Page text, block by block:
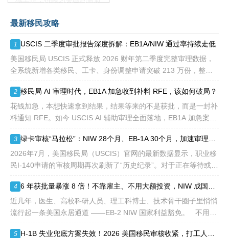
额占全球移民签证配额的
28.6%，即大约4万个移民
签证，都会用于满足"优
先"移民类别的申请。EB1A
不需要雇主支持、不用办理
等的限制，所以也愈来愈受
到中国杰出人才的青睐。
最新移民攻略
1
USCIS 二季度审批报告深度拆解：EB1A/NIW 通过率持续走低
美国移民局 USCIS 正式释放 2026 财年第二季度完整审理数据，
全系统新增各类移民、工卡、身份调整申请突破 213 万份，整体
2 移民局 AI 审理时代，EB1A 加急收到补料 RFE，该如何破局？
花钱加急，本想快速拿到结果，结果等来的不是获批，而是一封补
料通知 RFE。如今 USCIS AI 辅助审理全面落地，EB1A 加急案件
3
2026年7月，美国移民局（USCIS）官网的最新数据显示，职业移
民I-140申请的审核周期再次刷新了“历史纪录”。对于正在等待或计
说，这
4
近几年，医生、高校科研人员、理工科博士、技术骨干圈子里悄悄
流行起一条美国永居通道 ——EB-2 NIW 国家利益豁免。 不用提
5